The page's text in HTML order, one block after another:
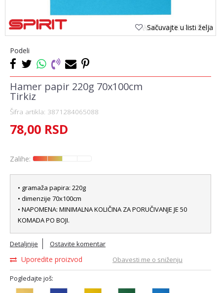
Sačuvajte u listi želja
Podeli
Hamer papir 220g 70x100cm
Tirkiz
Šifra artikla: 3871284065088
78,00 RSD
Zalihe:
• gramaža papira: 220g
• dimenzije 70x100cm
• NAPOMENA: MINIMALNA KOLIČINA ZA PORUČIVANJE JE 50
KOMADA PO BOJI.
Detaljnije Ostavite komentar
Uporedite proizvod Obavesti me o sniženju
Pogledajte još: